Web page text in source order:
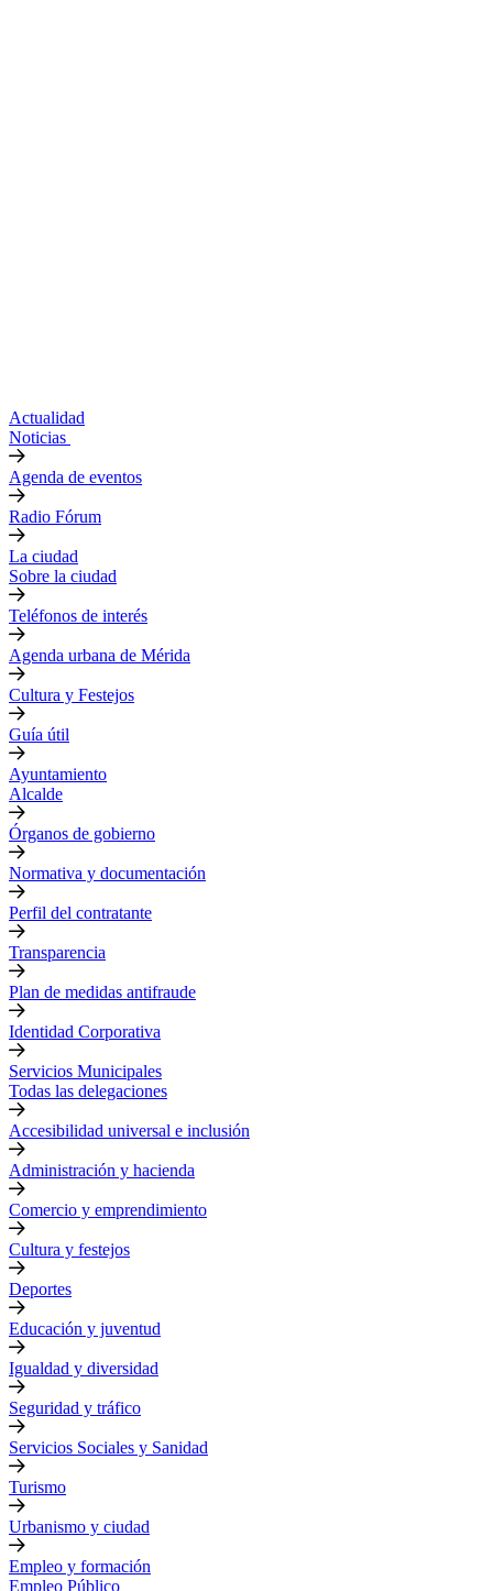
Actualidad
Noticias
Agenda de eventos
Radio Fórum
La ciudad
Sobre la ciudad
Teléfonos de interés
Agenda urbana de Mérida
Cultura y Festejos
Guía útil
Ayuntamiento
Alcalde
Órganos de gobierno
Normativa y documentación
Perfil del contratante
Transparencia
Plan de medidas antifraude
Identidad Corporativa
Servicios Municipales
Todas las delegaciones
Accesibilidad universal e inclusión
Administración y hacienda
Comercio y emprendimiento
Cultura y festejos
Deportes
Educación y juventud
Igualdad y diversidad
Seguridad y tráfico
Servicios Sociales y Sanidad
Turismo
Urbanismo y ciudad
Empleo y formación
Empleo Público